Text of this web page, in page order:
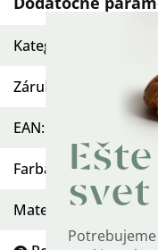
Kategória
Záruka
EAN:
Farba
Materiál :